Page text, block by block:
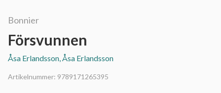
Bonnier
Försvunnen
Åsa Erlandsson, Åsa Erlandsson
Artikelnummer: 9789171265395